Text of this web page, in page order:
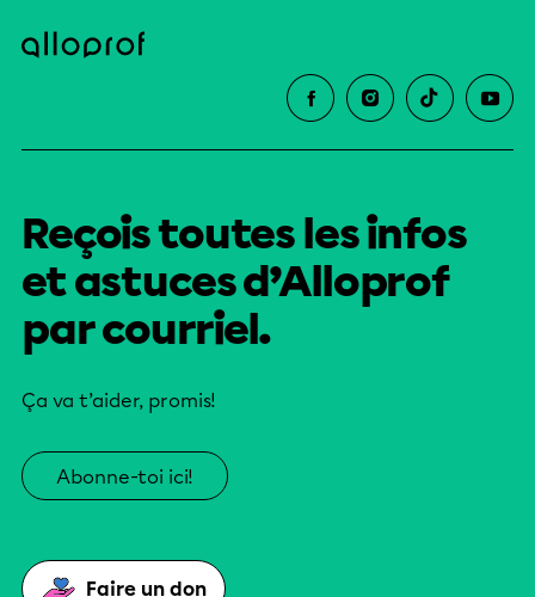
Reçois toutes les infos
et astuces d’Alloprof
par courriel.
Ça va t’aider, promis!
Abonne-toi ici!
Faire un don